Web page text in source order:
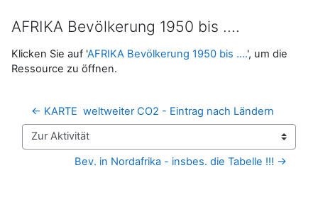
AFRIKA Bevölkerung 1950 bis ....
Abschlussbedingungen
Klicken Sie auf 'AFRIKA Bevölkerung 1950 bis ....', um die
Ressource zu öffnen.
← KARTE  weltweiter CO2 - Eintrag nach Ländern
Zur Aktivität
Bev. in Nordafrika - insbes. die Tabelle !!! →